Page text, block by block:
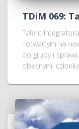
TDiM 069:
Talent
i otwartym na
do grupy i
obecnymi